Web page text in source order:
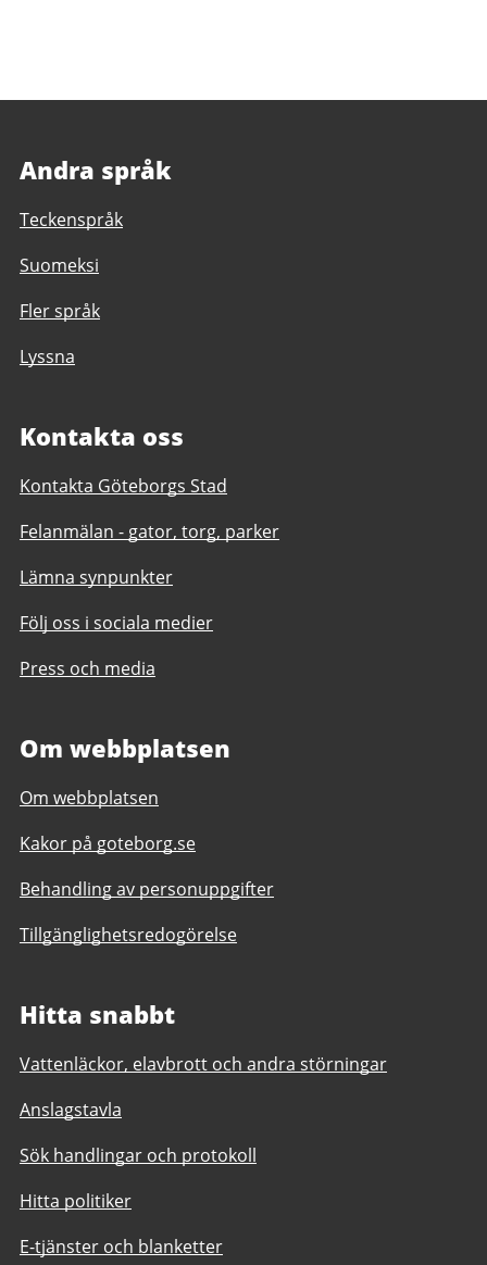
Andra språk
Teckenspråk
Suomeksi
Fler språk
Lyssna
Kontakta oss
Kontakta Göteborgs Stad
Felanmälan - gator, torg, parker
Lämna synpunkter
Följ oss i sociala medier
Press och media
Om webbplatsen
Om webbplatsen
Kakor på goteborg.se
Behandling av personuppgifter
Tillgänglighetsredogörelse
Hitta snabbt
Vattenläckor, elavbrott och andra störningar
Anslagstavla
Sök handlingar och protokoll
Hitta politiker
E-tjänster och blanketter